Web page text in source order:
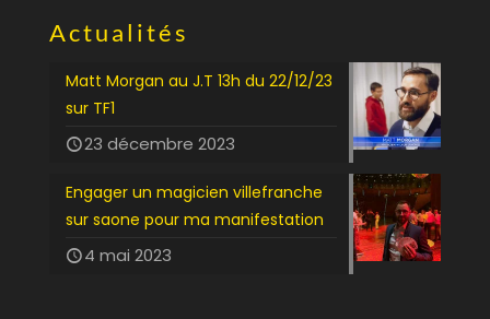
Actualités
Matt Morgan au J.T 13h du 22/12/23
sur TF1
23 décembre 2023
Engager un magicien villefranche
sur saone pour ma manifestation
4 mai 2023